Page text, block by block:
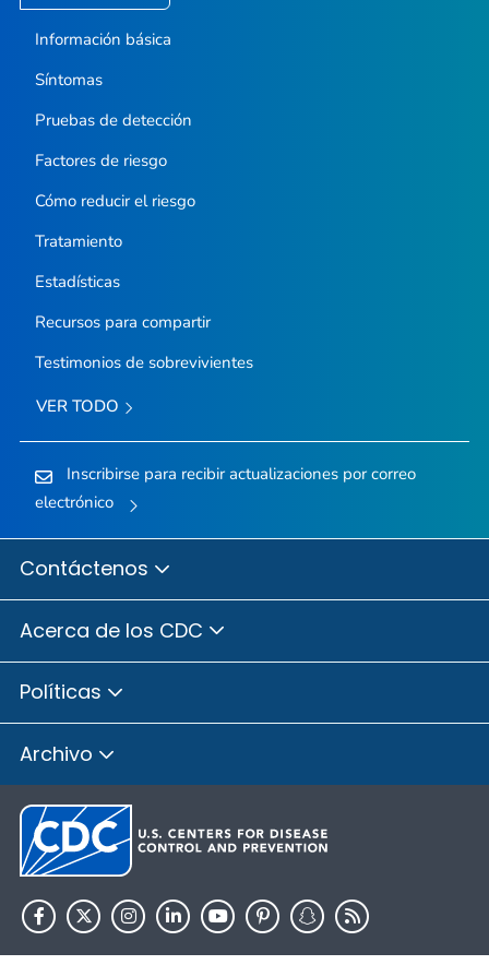
Información básica
Síntomas
Pruebas de detección
Factores de riesgo
Cómo reducir el riesgo
Tratamiento
Estadísticas
Recursos para compartir
Testimonios de sobrevivientes
VER TODO
Inscribirse para recibir actualizaciones por correo
electrónico
Contáctenos
Acerca de los CDC
Políticas
Archivo